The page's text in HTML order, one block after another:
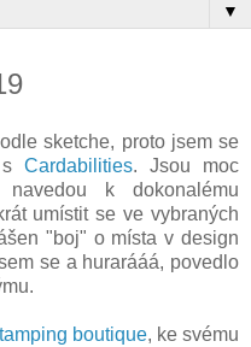
▼
sketche, proto jsem se
s Cardabilities. Jsou moc
k dokonalému
umístit se ve vybraných
"boj" o místa v design
se a hurarááá, povedlo
boutique, ke svému